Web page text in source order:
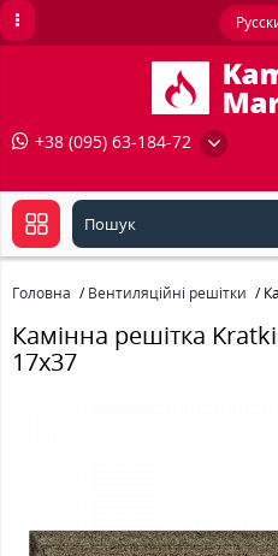
+38 (095) 63-184-72
Головна Вентиляційні решітки
Камінна решітка
17x37